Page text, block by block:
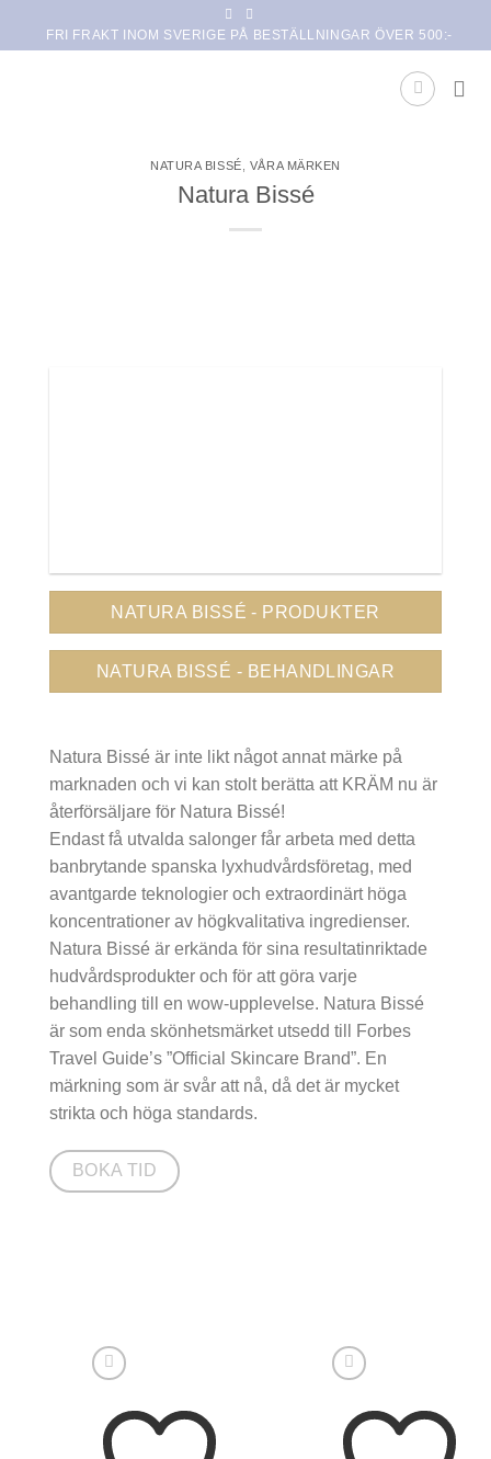
FRI FRAKT INOM SVERIGE PÅ BESTÄLLNINGAR ÖVER 500:-
NATURA BISSÉ VÅRA MÄRKEN
Natura Bissé
NATURA BISSÉ - PRODUKTER
NATURA BISSÉ - BEHANDLINGAR
Natura Bissé är inte likt något annat märke på
marknaden och vi kan stolt berätta att KRÄM nu är
återförsäljare för Natura Bissé!
Endast få utvalda salonger får arbeta med detta
banbrytande spanska lyxhudvårdsföretag, med
avantgarde teknologier och extraordinärt höga
koncentrationer av högkvalitativa ingredienser.
Natura Bissé är erkända för sina resultatinriktade
hudvårdsprodukter och för att göra varje
behandling till en wow-upplevelse. Natura Bissé
är som enda skönhetsmärket utsedd till Forbes
Travel Guide’s ”Official Skincare Brand”. En
märkning som är svår att nå, då det är mycket
strikta och höga standards.
BOKA TID